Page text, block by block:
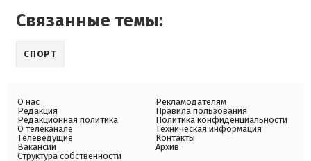
Связанные темы:
СПОРТ
О нас
Редакция
Редакционная политика
О телеканале
Телеведущие
Вакансии
Структура собственности
Рекламодателям
Правила пользования
Политика конфиденциальности
Техническая информация
Контакты
Архив